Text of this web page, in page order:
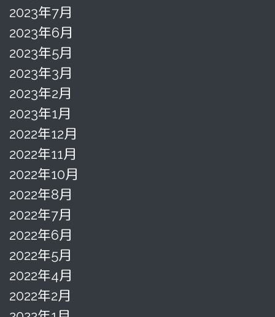
2023年7月
2023年6月
2023年5月
2023年3月
2023年2月
2023年1月
2022年12月
2022年11月
2022年10月
2022年8月
2022年7月
2022年6月
2022年5月
2022年4月
2022年2月